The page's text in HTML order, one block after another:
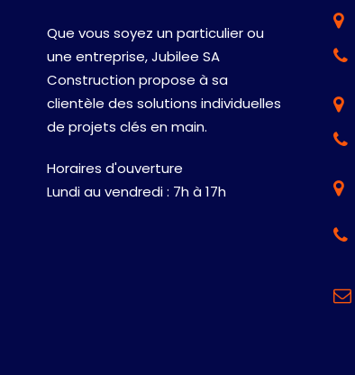
Que vous soyez un particulier ou
une entreprise, Jubilee SA
Construction propose à sa
clientèle des solutions individuelles
de projets clés en main.
Horaires d'ouverture
Lundi au vendredi : 7h à 17h